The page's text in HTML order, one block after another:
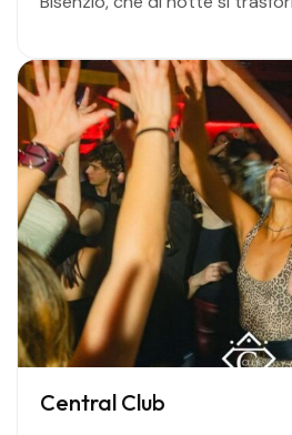
Central Club